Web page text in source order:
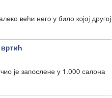
већи него у било којој другој
је запослене у 1.000 салона